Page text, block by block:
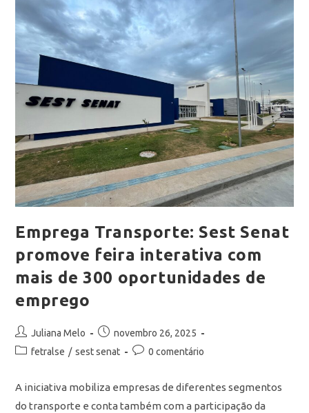
Emprega Transporte: Sest Senat
promove feira interativa com
mais de 300 oportunidades de
emprego
Juliana Melo
novembro 26, 2025
fetralse / sest senat 0 comentário
A iniciativa mobiliza empresas de diferentes segmentos
do transporte e conta também com a participação da